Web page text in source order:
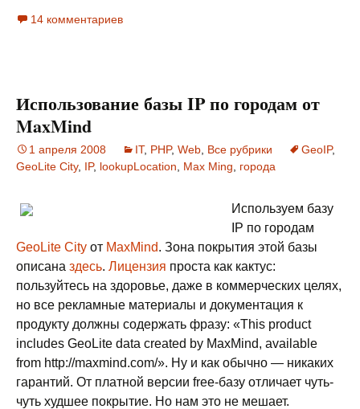
14 комментариев
Использование базы IP по городам от
MaxMind
1 апреля 2008 IT, PHP, Web Все рубрики GeoIP,
GeoLite City, IP, lookupLocation Max Ming города
Используем базу
IP по городам
GeoLite City от MaxMind. Зона покрытия этой базы
описана здесь. Лицензия проста как кактус:
пользуйтесь на здоровье, даже в коммерческих целях,
но все рекламные материалы и документация к
продукту должны содержать фразу: «This product
includes GeoLite data created by MaxMind, available
from http://maxmind.com/». Ну и как обычно — никаких
гарантий. От платной версии free-базу отличает чуть-
чуть худшее покрытие. Но нам это не мешает.